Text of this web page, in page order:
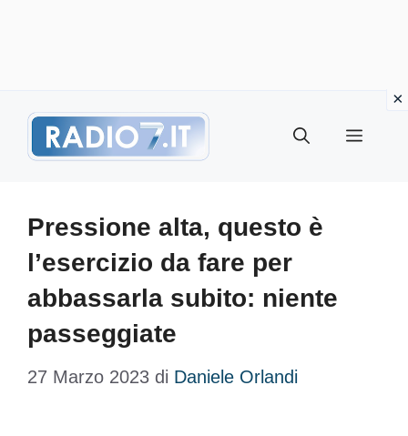
Menu
Pressione alta, questo è
l’esercizio da fare per
abbassarla subito: niente
passeggiate
27 Marzo 2023 di Daniele Orlandi